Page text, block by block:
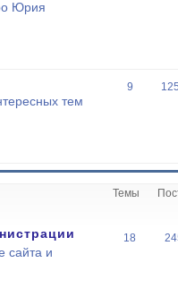
Юрия
тем
9
Темы
сайта и
18